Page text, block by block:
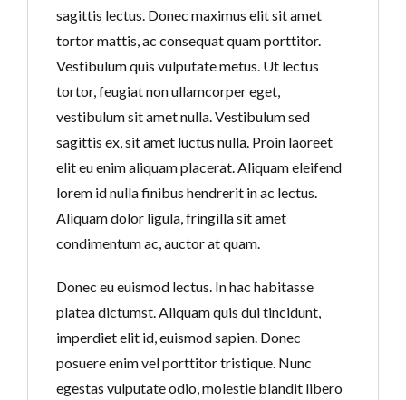
sagittis lectus. Donec maximus elit sit amet
tortor mattis, ac consequat quam porttitor.
Vestibulum quis vulputate metus. Ut lectus
tortor, feugiat non ullamcorper eget,
vestibulum sit amet nulla. Vestibulum sed
sagittis ex, sit amet luctus nulla. Proin laoreet
elit eu enim aliquam placerat. Aliquam eleifend
lorem id nulla finibus hendrerit in ac lectus.
Aliquam dolor ligula, fringilla sit amet
condimentum ac, auctor at quam.
Donec eu euismod lectus. In hac habitasse
platea dictumst. Aliquam quis dui tincidunt,
imperdiet elit id, euismod sapien. Donec
posuere enim vel porttitor tristique. Nunc
egestas vulputate odio, molestie blandit libero